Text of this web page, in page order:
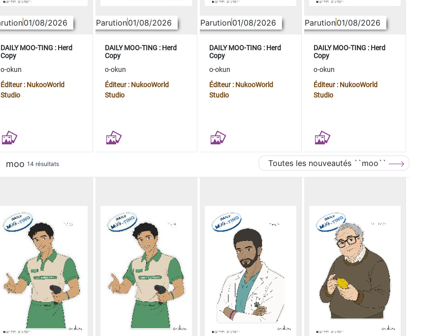
01/08/2026
DAILY MOO-TING : Herd
Copy
o-okun
Éditeur : NukooWorld
Studio
Parution01/08/2026
DAILY MOO-TING : Herd
Copy
o-okun
Éditeur : NukooWorld
Studio
Parution01/08/2026
DAILY MOO-TING : Herd
Copy
o-okun
Éditeur : NukooWorld
Studio
Parution01/08/2026
DAILY MOO-TING : Herd
Copy
o-okun
Éditeur : NukooWorld
Studio
moo 14 résultats Toutes les nouveautés ``moo``